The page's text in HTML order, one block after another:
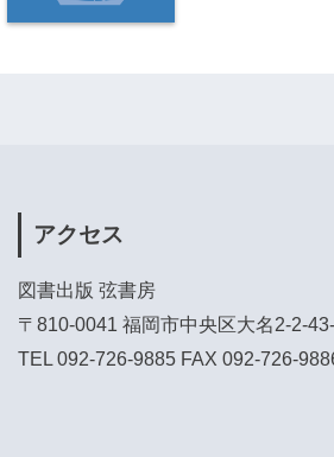
アクセス
図書出版 弦書房
〒810-0041 福岡市中央区大名2-2-
TEL 092-726-9885 FAX 092-726-